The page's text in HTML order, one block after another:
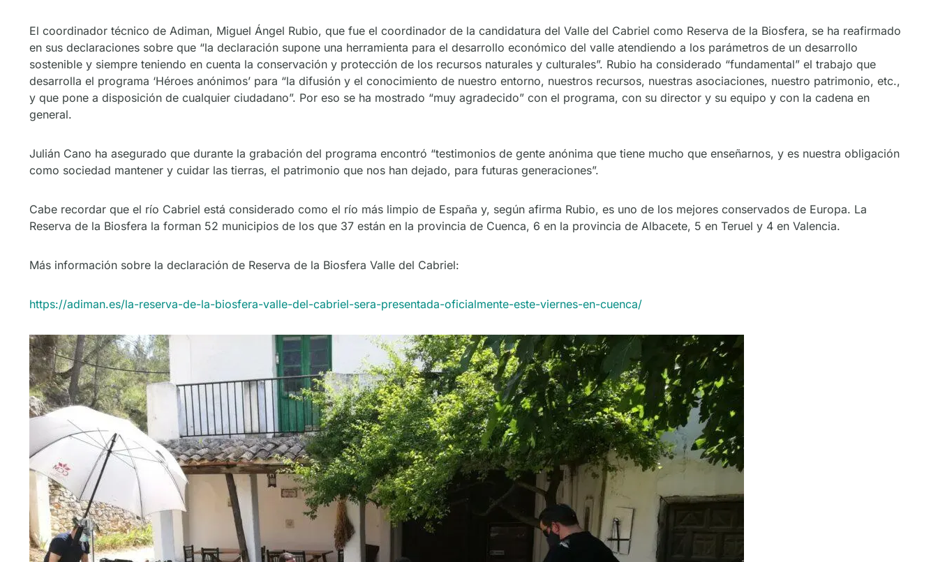
El coordinador técnico de Adiman, Miguel Ángel Rubio, que fue el coordinador de la candidatura del Valle del Cabriel como Reserva de la Biosfera, se ha reafirmado
en sus declaraciones sobre que “la declaración supone una herramienta para el desarrollo económico del valle atendiendo a los parámetros de un desarrollo
sostenible y siempre teniendo en cuenta la conservación y protección de los recursos naturales y culturales”. Rubio ha considerado “fundamental” el trabajo que
desarrolla el programa ‘Héroes anónimos’ para “la difusión y el conocimiento de nuestro entorno, nuestros recursos, nuestras asociaciones, nuestro patrimonio, etc.,
y que pone a disposición de cualquier ciudadano”. Por eso se ha mostrado “muy agradecido” con el programa, con su director y su equipo y con la cadena en
general.
Julián Cano ha asegurado que durante la grabación del programa encontró “testimonios de gente anónima que tiene mucho que enseñarnos, y es nuestra obligación
como sociedad mantener y cuidar las tierras, el patrimonio que nos han dejado, para futuras generaciones”.
Cabe recordar que el río Cabriel está considerado como el río más limpio de España y, según afirma Rubio, es uno de los mejores conservados de Europa. La
Reserva de la Biosfera la forman 52 municipios de los que 37 están en la provincia de Cuenca, 6 en la provincia de Albacete, 5 en Teruel y 4 en Valencia.
Más información sobre la declaración de Reserva de la Biosfera Valle del Cabriel:
https://adiman.es/la-reserva-de-la-biosfera-valle-del-cabriel-sera-presentada-oficialmente-este-viernes-en-cuenca/